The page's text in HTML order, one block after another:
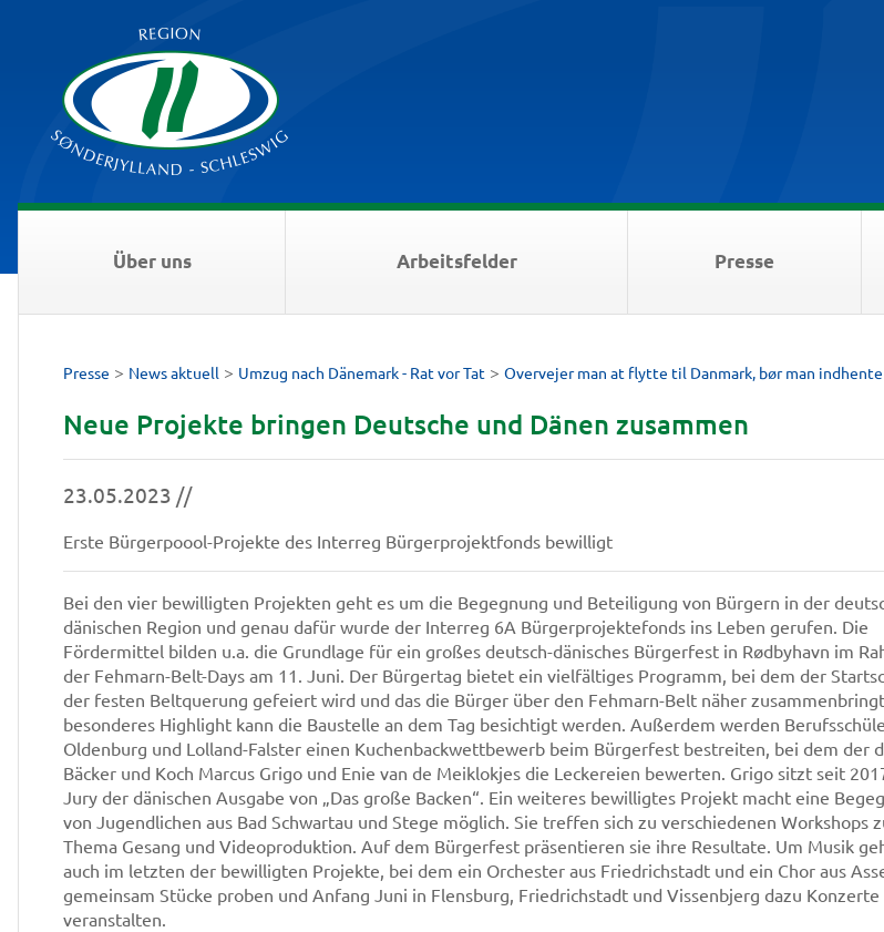
Über uns Arbeitsfelder Presse
Presse > News aktuell > Umzug nach Dänemark - Rat vor Tat > Overvejer man at flytte til Danmark, bør man
Neue Projekte bringen Deutsche und Dänen zusammen
23.05.2023 //
Erste Bürgerpoool-Projekte des Interreg Bürgerprojektfonds bewilligt
Bei den vier bewilligten Projekten geht es um die Begegnung und Beteiligung von Bürgern in der
dänischen Region und genau dafür wurde der Interreg 6A Bürgerprojektefonds ins Leben gerufen. Die
Fördermittel bilden u.a. die Grundlage für ein großes deutsch-dänisches Bürgerfest in Rødbyhavn im
der Fehmarn-Belt-Days am 11. Juni. Der Bürgertag bietet ein vielfältiges Programm, bei dem der
der festen Beltquerung gefeiert wird und das die Bürger über den Fehmarn-Belt näher
besonderes Highlight kann die Baustelle an dem Tag besichtigt werden. Außerdem werden
Oldenburg und Lolland-Falster einen Kuchenbackwettbewerb beim Bürgerfest bestreiten, bei dem der
Bäcker und Koch Marcus Grigo und Enie van de Meiklokjes die Leckereien bewerten. Grigo sitzt seit
Jury der dänischen Ausgabe von „Das große Backen“. Ein weiteres bewilligtes Projekt macht eine
von Jugendlichen aus Bad Schwartau und Stege möglich. Sie treffen sich zu verschiedenen Workshops
Thema Gesang und Videoproduktion. Auf dem Bürgerfest präsentieren sie ihre Resultate. Um Musik
auch im letzten der bewilligten Projekte, bei dem ein Orchester aus Friedrichstadt und ein Chor aus
gemeinsam Stücke proben und Anfang Juni in Flensburg, Friedrichstadt und Vissenbjerg dazu Konzerte
veranstalten.